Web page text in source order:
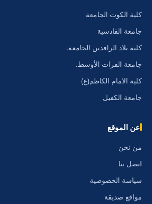
كلية الكوت الجامعة
جامعة القادسية
كلية بلاد الرافدين الجامعة.
جامعة الفرات الأوسط.
كلية الامام الكاظم(ع)
جامعة الكفيل
عن الموقع
من نحن
اتصل بنا
سياسة الخصوصية
مواقع صديقة